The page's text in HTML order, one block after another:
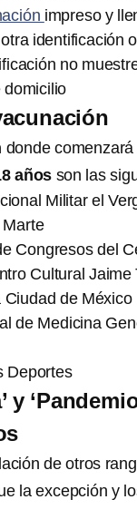
impreso y
identificación
no
domicilio
donde
años son las
Militar el
Congresos del
Cultural
Ciudad de México
de Medicina
Deportes
y
de otros
la excepción y